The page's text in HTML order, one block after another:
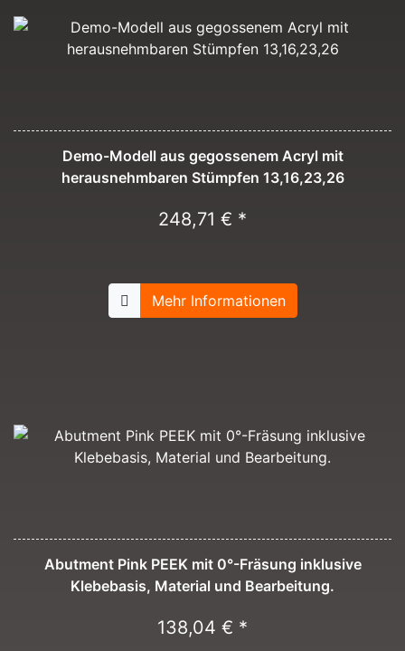
Demo-Modell aus gegossenem Acryl mit
herausnehmbaren Stümpfen 13,16,23,26
248,71 € *
Mehr Informationen
Abutment Pink PEEK mit 0°-Fräsung inklusive
Klebebasis, Material und Bearbeitung.
138,04 € *